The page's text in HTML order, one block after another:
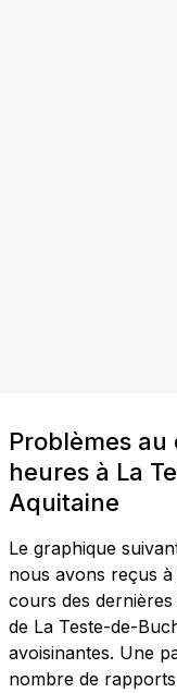
Problèmes
heures à La
Aquitaine
Le graphique
nous avons reçus
cours des
de La Teste-de-
avoisinantes. Une
nombre de